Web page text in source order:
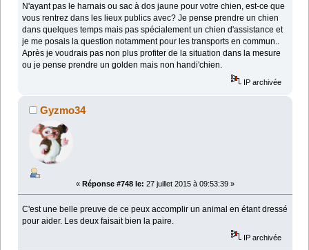
N'ayant pas le harnais ou sac à dos jaune pour votre chien, est-ce que
vous rentrez dans les lieux publics avec? Je pense prendre un chien
dans quelques temps mais pas spécialement un chien d'assistance et
je me posais la question notamment pour les transports en commun..
Après je voudrais pas non plus profiter de la situation dans la mesure
ou je pense prendre un golden mais non handi'chien.
IP archivée
Gyzmo34
« Réponse #748 le: 27 juillet 2015 à 09:53:39 »
C'est une belle preuve de ce peux accomplir un animal en étant dressé
pour aider. Les deux faisait bien la paire.
IP archivée